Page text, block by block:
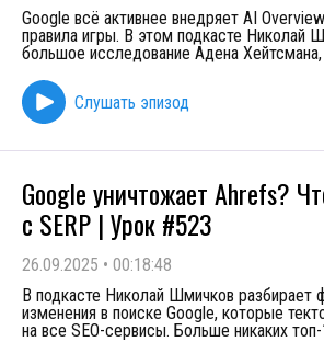
Google всё активнее внедряет AI
правила игры. В этом подкасте Николай
большое исследование Адена
Слушать эпизод
Google уничтожает Ahrefs?
с SERP | Урок #523
26.09.2025 • 00:18:48
В подкасте Николай Шмичков разбирает
изменения в поиске Google, которые
на все SEO-сервисы. Больше никаких топ-